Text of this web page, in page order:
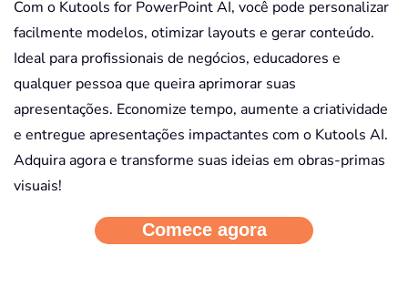
Com o Kutools for PowerPoint AI, você pode personalizar
facilmente modelos, otimizar layouts e gerar conteúdo.
Ideal para profissionais de negócios, educadores e
qualquer pessoa que queira aprimorar suas
apresentações. Economize tempo, aumente a criatividade
e entregue apresentações impactantes com o Kutools AI.
Adquira agora e transforme suas ideias em obras-primas
visuais!